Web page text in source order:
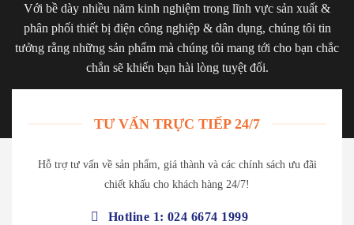
Với bề dày nhiều năm kinh nghiệm trong lĩnh vực sản xuất &
phân phối thiết bị điện công nghiệp & dân dụng, chúng tôi tin
tưởng rằng những sản phẩm mà chúng tôi mang tới cho bạn chắc
chắn sẽ khiến bạn hài lòng tuyệt đối.
TƯ VẤN TRỰC TIẾP 24/7
Hỗ trợ tư vấn về sản phẩm, giá thành và các chính sách ưu đãi
chiết khấu cho khách hàng 24/7!
Hotline 1: 024 6674 1999